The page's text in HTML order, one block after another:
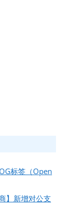
标签（Open
】新增对公支